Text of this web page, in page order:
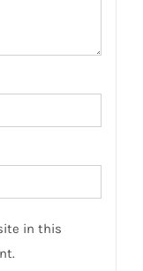
in this